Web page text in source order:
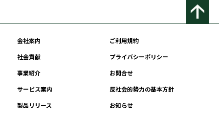
会社案内
ご利用規約
社会貢献
プライバシーポリシー
事業紹介
お問合せ
サービス案内
反社会的勢力の基本方針
製品リリース
お知らせ